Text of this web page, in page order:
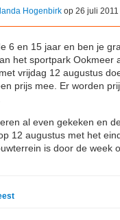
Hogenbirk op 26 juli 2011
6 en 15 jaar en ben je
het sportpark
vrijdag 12 augustus
prijs mee. Er worden
al even gekeken en
12 augustus met het
is door de week